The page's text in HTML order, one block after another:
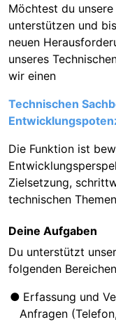
Möchtest du
unterstützen und
neuen
unseres
wir einen
Technischen
Die Funktion ist
Zielsetzung,
technischen
Deine Aufgaben
Du unterstützt
folgenden
Erfassung und
Anfragen